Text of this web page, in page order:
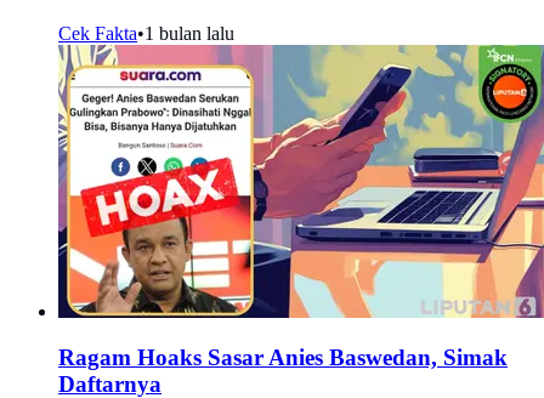
Cek Fakta•1 bulan lalu
Ragam Hoaks Sasar Anies Baswedan, Simak
Daftarnya